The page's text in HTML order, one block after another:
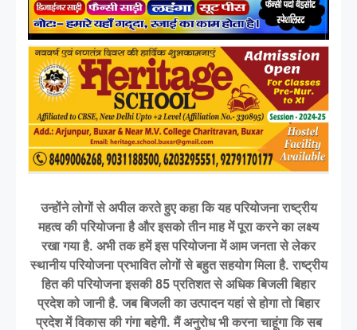
उन्होंने लोगों से अपील करते हुए कहा कि यह परियोजना राष्ट्रीय
महत्व की परियोजना है और इसको तीन माह में पूरा करने का लक्ष्य
रखा गया है. अभी तक हमें इस परियोजना में आम जनता से लेकर
स्थानीय परियोजना प्रभावित लोगों से बहुत सहयोग मिला है. राष्ट्रीय
हित की परियोजना इसकी 85 प्रतिशत से अधिक बिजली बिहार
प्रदेश को जानी है. जब बिजली का उत्पादन यहां से होगा तो बिहार
प्रदेश में विकास की गंगा बहेगी. मैं अनुरोध भी करना चाहूंगा कि सब